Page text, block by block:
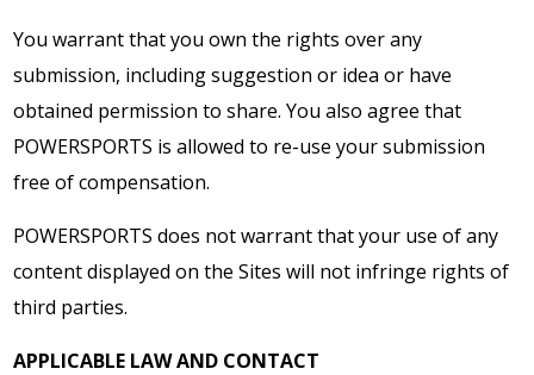
You warrant that you own the rights over any
submission, including suggestion or idea or have
obtained permission to share. You also agree that
POWERSPORTS is allowed to re-use your submission
free of compensation.
POWERSPORTS does not warrant that your use of any
content displayed on the Sites will not infringe rights of
third parties.
APPLICABLE LAW AND CONTACT